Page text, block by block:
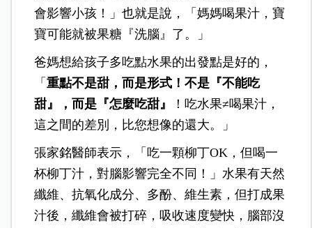
會影響小孩！」也就是說，「媽媽喝果汁，寶
寶可能就被果糖『洗腦』了。」
爸媽想給孩子多吃點水果的出發點是好的，
「重點不是甜，而是形式！不是『不能吃
甜』，而是『怎麼吃甜』
！吃水果≠喝果汁，
這之間的差別，比您想像的還大。」
張家銘醫師表示，「吃一顆柳丁OK，但喝一
杯柳丁汁，對腦影響完全不同！」水果有天然
纖維、抗氧化成分、多酚、維生素，但打成果
汁後，纖維會被打碎，吸收速度變快，腦部沒